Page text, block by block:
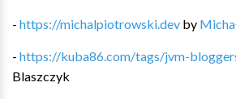
- https://michalpiotrowski.dev by
- https://kuba86.com/tags/jvm-
Blaszczyk